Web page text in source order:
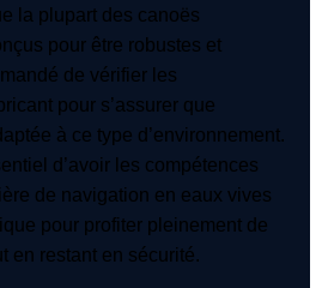
la plupart des canoës
pour être robustes et
de vérifier les
pour s’assurer que
à ce type d’environnement.
d’avoir les compétences
de navigation en eaux vives
pour profiter pleinement de
en restant en sécurité.